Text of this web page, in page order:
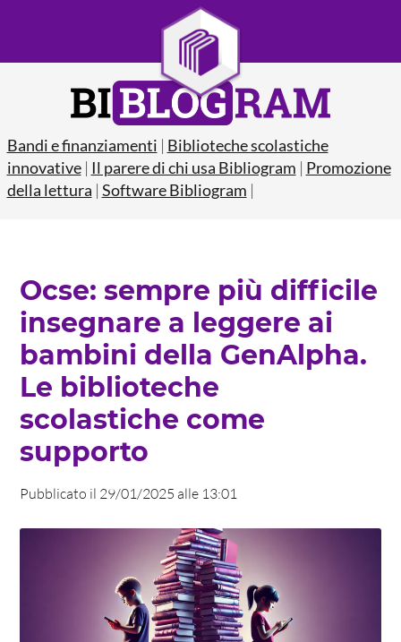
Bandi e finanziamenti | Biblioteche scolastiche
innovative| Il parere di chi usa Bibliogram | Promozione
della lettura | Software Bibliogram |
​​Ocse: sempre più difficile
insegnare a leggere ai
bambini della GenAlpha.
Le biblioteche
scolastiche come
supporto
Pubblicato il 29/01/2025 alle 13:01